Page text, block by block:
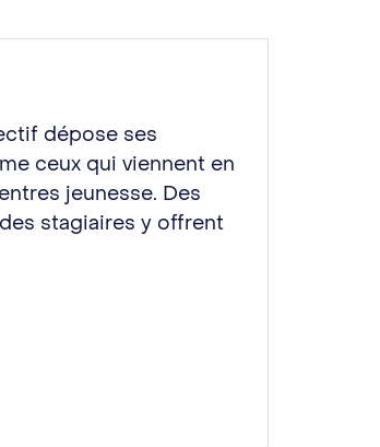
dépose ses
ceux qui viennent en
jeunesse. Des
stagiaires y offrent